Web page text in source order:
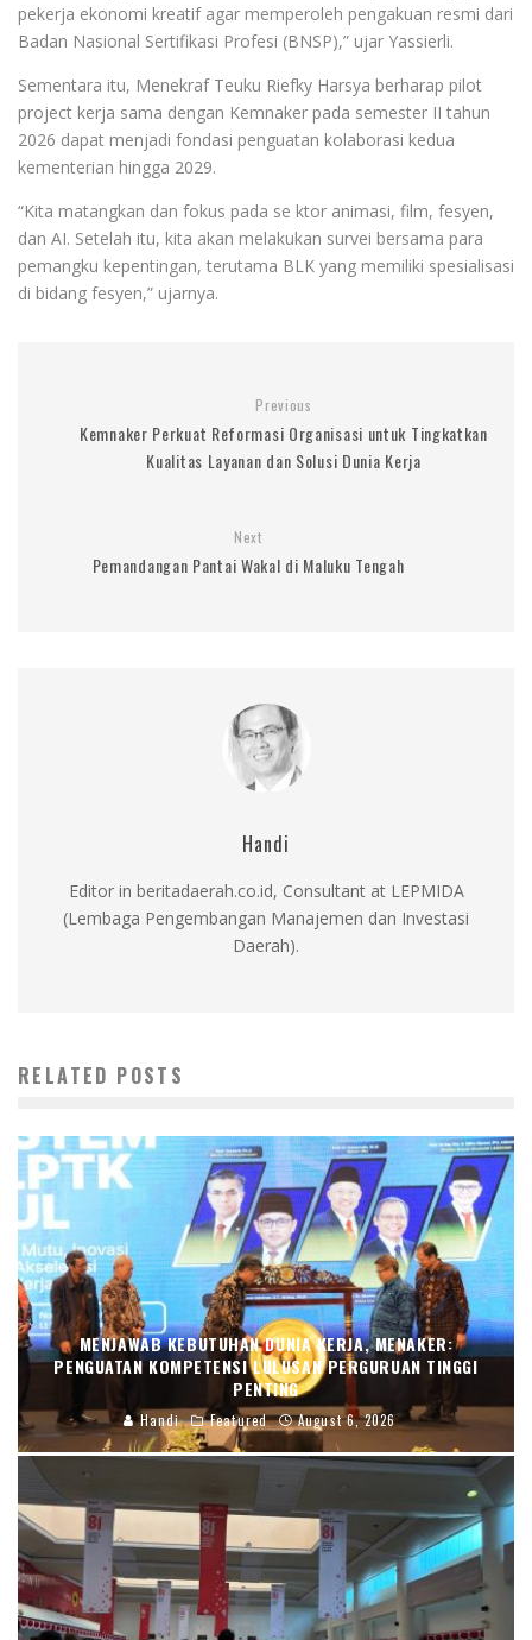
pekerja ekonomi kreatif agar memperoleh pengakuan resmi dari
Badan Nasional Sertifikasi Profesi (BNSP),” ujar Yassierli.
Sementara itu, Menekraf Teuku Riefky Harsya berharap pilot
project kerja sama dengan Kemnaker pada semester II tahun
2026 dapat menjadi fondasi penguatan kolaborasi kedua
kementerian hingga 2029.
“Kita matangkan dan fokus pada se ktor animasi, film, fesyen,
dan AI. Setelah itu, kita akan melakukan survei bersama para
pemangku kepentingan, terutama BLK yang memiliki spesialisasi
di bidang fesyen,” ujarnya.
Previous
Kemnaker Perkuat Reformasi Organisasi untuk Tingkatkan
Kualitas Layanan dan Solusi Dunia Kerja
Next
Pemandangan Pantai Wakal di Maluku Tengah
Handi
Editor in beritadaerah.co.id, Consultant at LEPMIDA
(Lembaga Pengembangan Manajemen dan Investasi
Daerah).
RELATED POSTS
MENJAWAB KEBUTUHAN DUNIA KERJA, MENAKER:
PENGUATAN KOMPETENSI LULUSAN PERGURUAN TINGGI
PENTING
Handi Featured August 6, 2026